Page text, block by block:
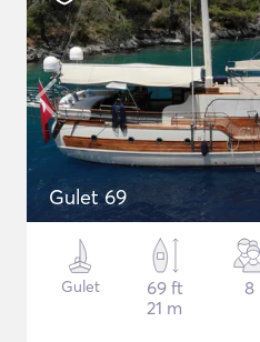
Gulet 69
Gulet
69 ft
21 m
8